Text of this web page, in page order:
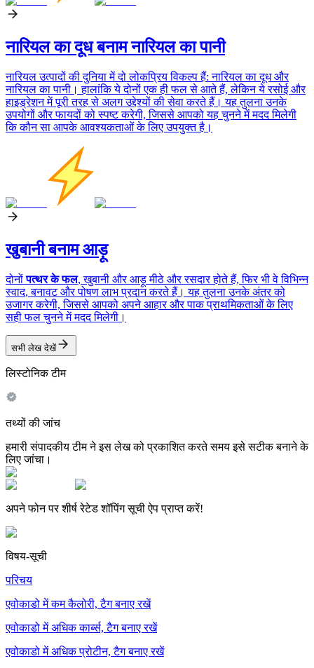
नारियल का दूध बनाम नारियल का पानी
नारियल उत्पादों की दुनिया में दो लोकप्रिय विकल्प हैं: नारियल का दूध और
नारियल का पानी। हालांकि ये दोनों एक ही फल से आते हैं, लेकिन ये रसोई और
हाइड्रेशन में पूरी तरह से अलग उद्देश्यों की सेवा करते हैं। यह तुलना उनके
उपयोगों और फायदों को स्पष्ट करेगी, जिससे आपको यह चुनने में मदद मिलेगी
कि कौन सा आपके आवश्यकताओं के लिए उपयुक्त है।
खुबानी बनाम आड़ू
दोनोंपत्थर के फल, खुबानी और आड़ू मीठे और रसदार होते हैं, फिर भी वे विभिन्न
स्वाद, बनावट और पोषण लाभ प्रदान करते हैं। यह तुलना उनके अंतर को
उजागर करेगी, जिससे आपको अपने आहार और पाक प्राथमिकताओं के लिए
सही फल चुनने में मदद मिलेगी।
सभी लेख देखें
लिस्टोनिक टीम
तथ्यों की जांच
हमारी संपादकीय टीम ने इस लेख को प्रकाशित करते समय इसे सटीक बनाने के
लिए जांचा।
अपने फोन पर शीर्ष रेटेड शॉपिंग सूची ऐप प्राप्त करें!
विषय-सूची
परिचय
एवोकाडो में कम कैलोरी, टैग बनाए रखें
एवोकाडो में अधिक कार्ब्स, टैग बनाए रखें
एवोकाडो में अधिक प्रोटीन, टैग बनाए रखें